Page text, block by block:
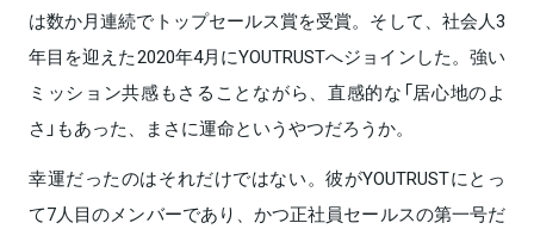
は数か月連続でトップセールス賞を受賞。そして、社会人3
年目を迎えた2020年4月にYOUTRUSTへジョインした。強い
ミッション共感もさることながら、直感的な「居心地のよ
さ」もあった、まさに運命というやつだろうか。
幸運だったのはそれだけではない。彼がYOUTRUSTにとっ
て7人目のメンバーであり、かつ正社員セールスの第一号だ